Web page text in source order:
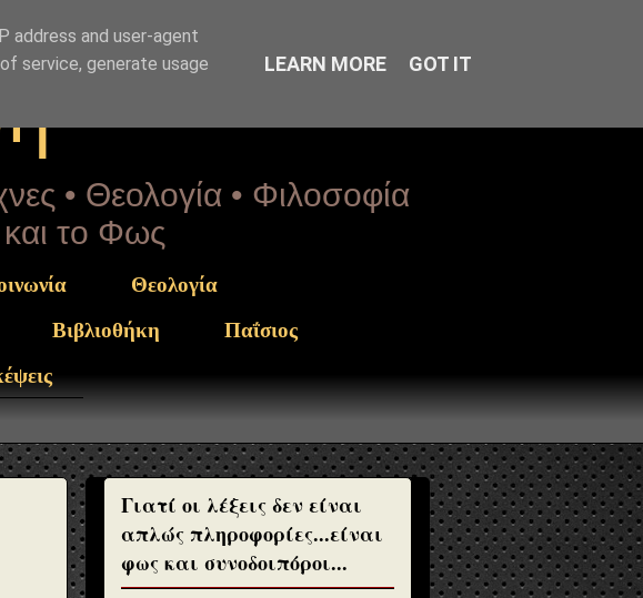
• Θεολογία • Φιλοσοφία
το Φως
Θεολογία
Βιβλιοθήκη
Παΐσιος
Γιατί οι λέξεις δεν είναι
απλώς πληροφορίες...είναι
φως και συνοδοιπόροι...
address and user-agent
service, generate usage
LEARN MORE GOT IT